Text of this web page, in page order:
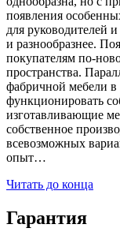
появления
для руководителей
и разнообразнее.
покупателям по-
пространства.
фабричной мебели в
функционировать
изготавливающие
собственное
всевозможных
опыт…
Читать до конца
Гарантия